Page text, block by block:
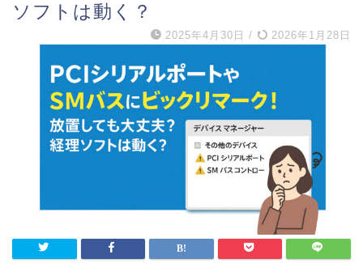
ソフトは動く？
2025年4月30日 / 2026年1月28日